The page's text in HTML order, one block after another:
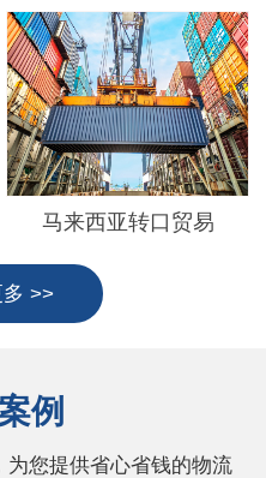
马来西亚转口贸易
>>
例
为您提供省心省钱的物流